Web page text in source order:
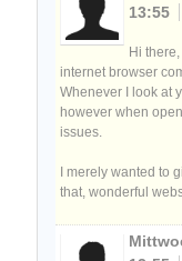
13:55
Hi
internet browser
Whenever I look at
however when
issues.
I merely wanted to
that, wonderful